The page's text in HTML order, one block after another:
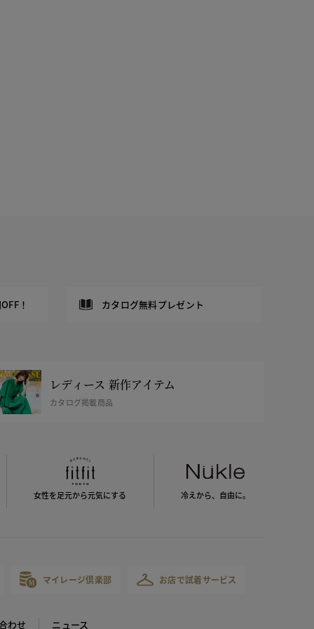
！ カタログ無料プレゼント
レディース 新作アイテム
カタログ掲載商品
女性を足元から元気にする 冷えから、 自由に。
マイレージ倶楽部 お店で試着サービス
わせ ニュース